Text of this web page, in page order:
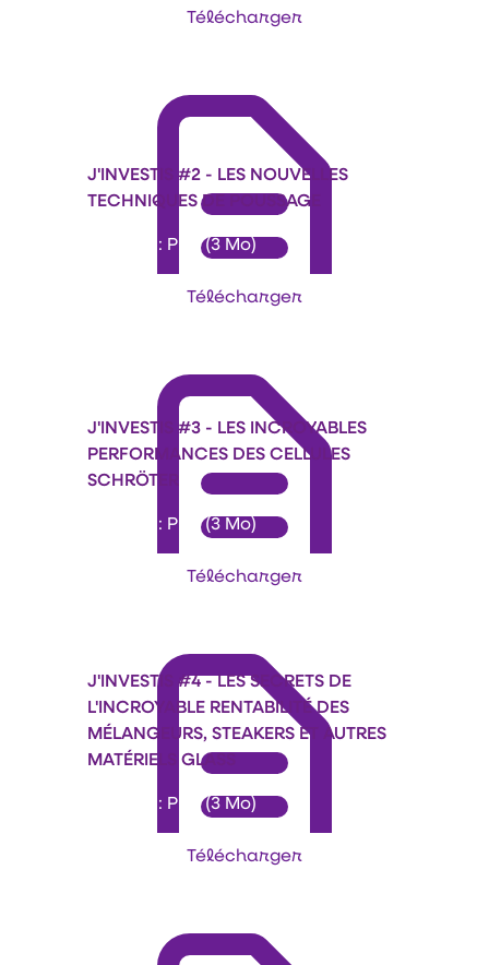
Télécharger
J'INVESTIS #2 - LES NOUVELLES
TECHNIQUES DE POUSSAGE
Format : PDF (3 Mo)
Télécharger
J'INVESTIS #3 - LES INCROYABLES
PERFORMANCES DES CELLULES
SCHRÖTER
Format : PDF (3 Mo)
Télécharger
J'INVESTIS #4 - LES SECRETS DE
L'INCROYABLE RENTABILITÉ DES
MÉLANGEURS, STEAKERS ET AUTRES
MATÉRIELS GLASS
Format : PDF (3 Mo)
Télécharger